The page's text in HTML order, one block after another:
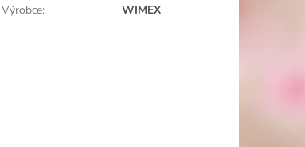
Výrobce: WIMEX